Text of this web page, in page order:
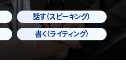
話す（スピーキング）
書く（ライティング）